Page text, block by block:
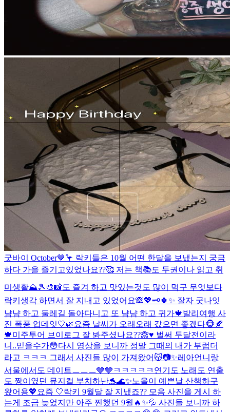
굿바이 October🤎🦩 락키들은 10월 어떤 한달을 보냈는지 궁금
하다 가을 즐기고있었나요??🥰 저는 책📚도 두권이나 읽고 취
미생활⛰️🎾🎨📸도 즐겨 하고 맛있는것도 많이 먹구 무엇보다
락키생각 하면서 잘 지내고 있었어요🙈💖🗝️🍀✨ 잘자 굿나잇
냠냠 하고 둘레길 돌아다니고 또 냠냠 하고 귀가🍁발리여행 사
진 폭풍 업데잇🤍🌿요즘 날씨가 오래오래 갔으면 좋겠다🐵🍂
🍁미주투어 브이로그 잘 봐주셨나요??🙈♥️ 벌써 두달전이라
니..믿을수가😳다시 영상을 보니까 정말 그때의 내가 부럽더
라고 ㅋㅋㅋ 그래서 사진들 많이 가져왔어😽📷✨레아언니랑
서울에서도 데이트ㅡㅡㅡ🩶🩶ㅋㅋㅋㅋㅋ 연기도 노래도 연출
도 짱이였던 뮤지컬 부치하난🐬🌊✨노을이 예쁜날 산책하구
왔어용💖 요즘 🤍락키 9월달 잘 지냈죠?? 모음 사진을 게시 하
는게 조금 늦었지만 아주 찐했던 9월🔥✨💦 사진들 보니까 하